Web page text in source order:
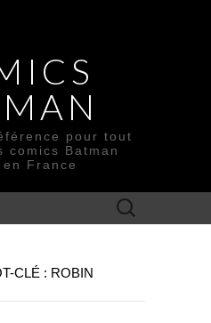
pour tout
comics Batman
France
Rechercher :
CLÉ : ROBIN